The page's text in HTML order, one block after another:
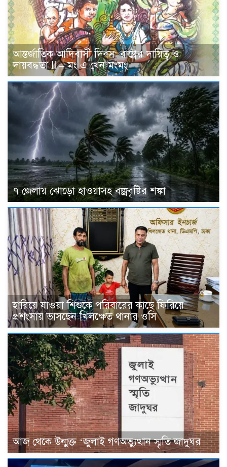
আন্তর্জাতিক আদিবাসী দিবস: রাষ্ট্রের দায়িত্ব ও
দায়বদ্ধতা II – মং এ খেন মংমং
৭ জেলায় ঝোড়ো হাওয়াসহ বজ্রবৃষ্টির শঙ্কা
হারিয়ে যাওয়া শিশুকে পরিবারের কাছে ফিরিয়ে
প্রশংসায় ভাসছেন খিলক্ষেত থানার ওসি
আজ থেকে উন্মুক্ত ‘জুলাই গণঅভ্যুত্থান স্মৃতি জাদুঘর